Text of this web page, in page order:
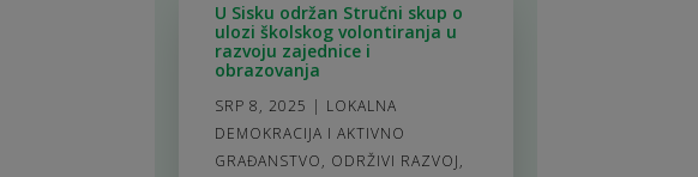
U Sisku održan Stručni skup o
ulozi školskog volontiranja u
razvoju zajednice i
obrazovanja
SRP 8, 2025 | LOKALNA
DEMOKRACIJA I AKTIVNO
GRAĐANSTVO, ODRŽIVI RAZVOJ,